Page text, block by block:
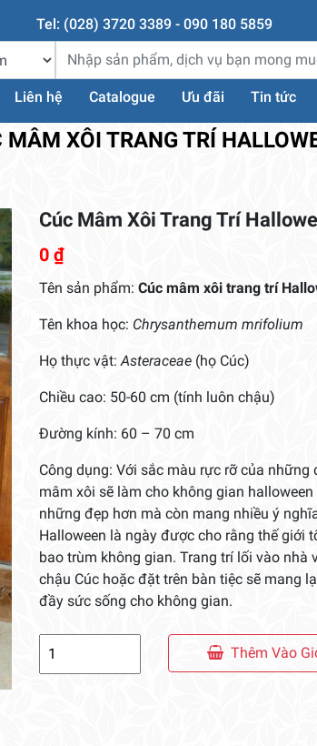
Tel: (028) 3720 3389 - 090 180 5859
Liên hệ Catalogue Ưu đãi Tin tức
MÂM XÔI TRANG TRÍ
Cúc Mâm Xôi Trang Trí
0 ₫
Tên sản phẩm: Cúc mâm xôi trang trí
Tên khoa học: Chrysanthemum mrifolium
Họ thực vật: Asteraceae(họ Cúc)
Chiều cao: 50-60 cm (tính luôn chậu)
Đường kính: 60 – 70 cm
Công dụng: Với sắc màu rực rỡ của những
mâm xôi sẽ làm cho không gian halloween
những đẹp hơn mà còn mang nhiều ý
Halloween là ngày được cho rằng thế giới
bao trùm không gian. Trang trí lối vào nhà
chậu Cúc hoặc đặt trên bàn tiệc sẽ mang
đầy sức sống cho không gian.
Thêm Vào